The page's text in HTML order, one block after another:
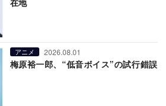
在地
アニメ 2026.08.01
梅原裕一郎、“低音ボイス”の試行錯誤